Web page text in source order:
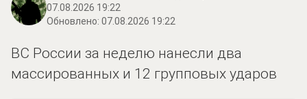
07.08.2026 19:22
Обновлено: 07.08.2026 19:22
ВС России за неделю нанесли два
массированных и 12 групповых ударов